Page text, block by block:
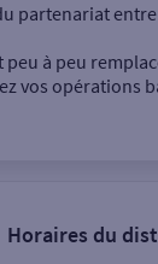
de
partenariat
à peu
vos opérations
Horaires du